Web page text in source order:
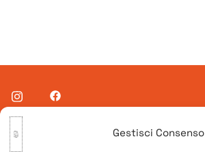
Gestisci Consenso
© 2026 A Venessia. Tutti i diritti sono riservati.
Sito realizzato da